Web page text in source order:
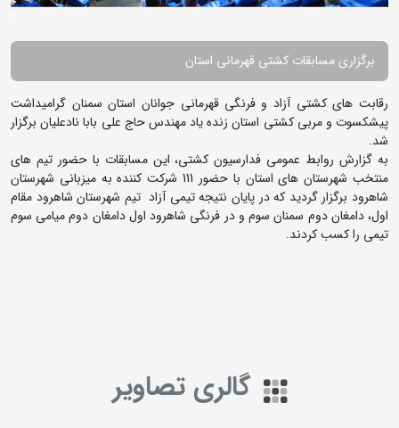
برگزاری مسابقات کشتی قهرمانی استان
رقابت های کشتی آزاد و فرنگی قهرمانی جوانان استان سمنان گرامیداشت
پیشکسوت و مربی کشتی استان زنده یاد مهندس حاج علی بابا نادعلیان برگزار
شد.
به گزارش روابط عمومی فدارسیون کشتی، این مسابقات با حضور تیم های
منتخب شهرستان های استان با حضور 111 شرکت کننده به میزبانی شهرستان
شاهرود برگزار گردید که در پایان نتیجه تیمی آزاد تیم شهرستان شاهرود مقام
اول، دامغان دوم سمنان سوم و در فرنگی شاهرود اول دامغان دوم میامی سوم
تیمی را کسب کردند.
گالری تصاویر